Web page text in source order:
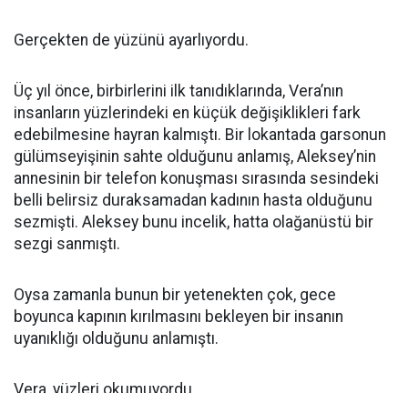
Gerçekten de yüzünü ayarlıyordu.
Üç yıl önce, birbirlerini ilk tanıdıklarında, Vera’nın
insanların yüzlerindeki en küçük değişiklikleri fark
edebilmesine hayran kalmıştı. Bir lokantada garsonun
gülümseyişinin sahte olduğunu anlamış, Aleksey’nin
annesinin bir telefon konuşması sırasında sesindeki
belli belirsiz duraksamadan kadının hasta olduğunu
sezmişti. Aleksey bunu incelik, hatta olağanüstü bir
sezgi sanmıştı.
Oysa zamanla bunun bir yetenekten çok, gece
boyunca kapının kırılmasını bekleyen bir insanın
uyanıklığı olduğunu anlamıştı.